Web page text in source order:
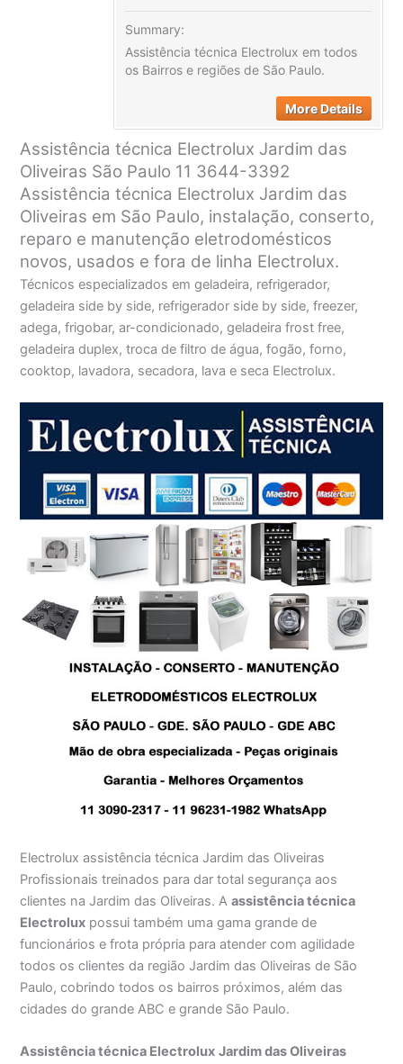
Summary:
Assistência técnica Electrolux em todos
os Bairros e regiões de São Paulo.
More Details
Assistência técnica Electrolux Jardim das
Oliveiras São Paulo 11 3644-3392
Assistência técnica Electrolux Jardim das
Oliveiras em São Paulo, instalação, conserto,
reparo e manutenção eletrodomésticos
novos, usados e fora de linha Electrolux.
Técnicos especializados em geladeira, refrigerador,
geladeira side by side, refrigerador side by side, freezer,
adega, frigobar, ar-condicionado, geladeira frost free,
geladeira duplex, troca de filtro de água, fogão, forno,
cooktop, lavadora, secadora, lava e seca Electrolux.
Electrolux assistência técnica Jardim das Oliveiras
Profissionais treinados para dar total segurança aos
clientes na Jardim das Oliveiras. Aassistência técnica
Electrolux possui também uma gama grande de
funcionários e frota própria para atender com agilidade
todos os clientes da região Jardim das Oliveiras de São
Paulo, cobrindo todos os bairros próximos, além das
cidades do grande ABC e grande São Paulo.
Assistência técnica Electrolux Jardim das Oliveiras